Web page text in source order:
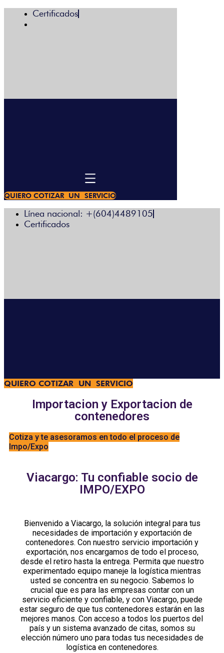
Certificados
Menú
QUIERO COTIZAR UN SERVICIO
Línea nacional: +(604)4489105
Certificados
QUIERO COTIZAR UN SERVICIO
Importacion y Exportacion de
contenedores
Cotiza y te asesoramos en todo el proceso de
Impo/Expo
Viacargo: Tu confiable socio de
IMPO/EXPO
Bienvenido a Viacargo, la solución integral para tus
necesidades de importación y exportación de
contenedores. Con nuestro servicio importación y
exportación, nos encargamos de todo el proceso,
desde el retiro hasta la entrega. Permita que nuestro
experimentado equipo maneje la logística mientras
usted se concentra en su negocio. Sabemos lo
crucial que es para las empresas contar con un
servicio eficiente y confiable, y con Viacargo, puede
estar seguro de que tus contenedores estarán en las
mejores manos. Con acceso a todos los puertos del
país y un sistema avanzado de citas, somos su
elección número uno para todas tus necesidades de
logística en contenedores.